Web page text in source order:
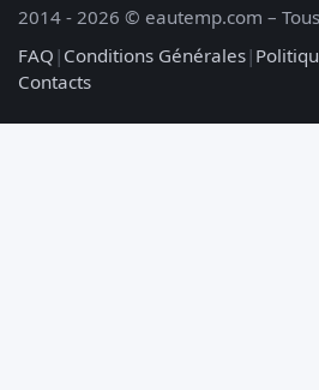
2014 - 2026 © eautemp.com –
FAQ | Conditions Générales|
Contacts